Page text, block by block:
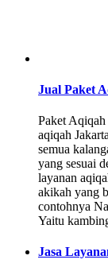
Jual Paket
Paket
aqiqah
semua
yang sesuai
layanan
akikah yang
contohnya
Yaitu
Jasa